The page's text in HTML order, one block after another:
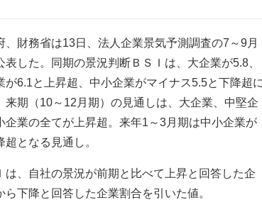
財務省は13日、法人企業景気予測調査の7～9月
表した。同期の景況判断ＢＳＩは、大企業が5.8、
が6.1と上昇超、中小企業がマイナス5.5と下降超
来期（10～12月期）の見通しは、大企業、中堅企
企業の全てが上昇超。来年1～3月期は中小企業が
超となる見通し。
、自社の景況が前期と比べて上昇と回答した企
ら下降と回答した企業割合を引いた値。